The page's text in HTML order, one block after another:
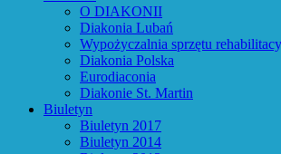
O DIAKONII
Diakonia Lubań
Wypożyczalnia sprzętu
Diakonia Polska
Eurodiaconia
Diakonie St. Martin
Biuletyn
Biuletyn 2017
Biuletyn 2014